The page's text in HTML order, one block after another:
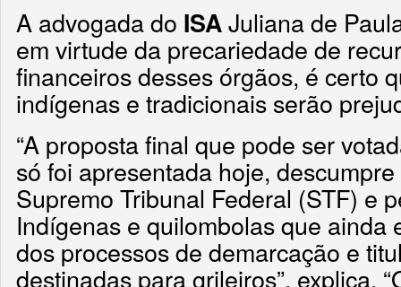
A advogada do ISAJuliana de
em virtude da precariedade de
financeiros desses órgãos, é certo
indígenas e tradicionais serão
“A proposta final que pode ser
só foi apresentada hoje,
Supremo Tribunal Federal (STF) e
Indígenas e quilombolas que ainda
dos processos de demarcação e
destinadas para grileiros”, explica.